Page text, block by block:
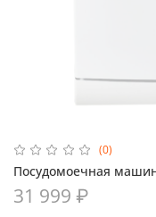
(0)
Посудомоечная
31 999 ₽